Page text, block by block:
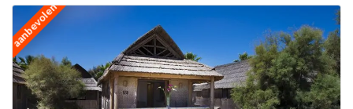
aanbevolen